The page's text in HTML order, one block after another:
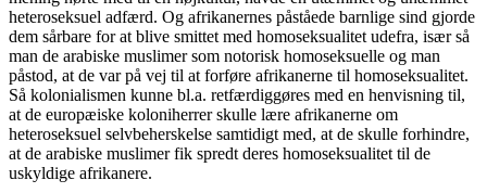
heteroseksuel adfærd. Og afrikanernes påståede barnlige sind gjorde
dem sårbare for at blive smittet med homoseksualitet udefra, især så
man de arabiske muslimer som notorisk homoseksuelle og man
påstod, at de var på vej til at forføre afrikanerne til homoseksualitet.
Så kolonialismen kunne bl.a. retfærdiggøres med en henvisning til,
at de europæiske koloniherrer skulle lære afrikanerne om
heteroseksuel selvbeherskelse samtidigt med, at de skulle forhindre,
at de arabiske muslimer fik spredt deres homoseksualitet til de
uskyldige afrikanere.